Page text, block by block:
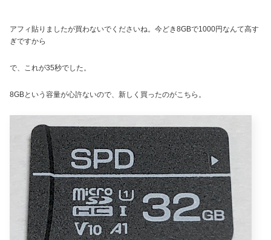
アフィ貼りましたが買わないでくださいね。今どき8GBで1000円なんて高す
ぎですから
で、これが35秒でした。
8GBという容量が心許ないので、新しく買ったのがこちら。